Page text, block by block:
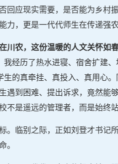
回应现实需要，是否能为乡村
，更是一代代师生在传递强
川农，这份温暖的人文关怀如
经历了热水进寝、宿舍扩建
的真牵挂、真投入、真用心
遇到困难、提出诉求，竟然能
是遥远的管理者，而是始终
临别之际，正如刘登才书记
。